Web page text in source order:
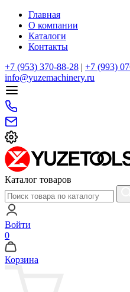
Главная
О компании
Каталоги
Контакты
+7 (953) 370-88-28 | +7 (993)
info@yuzemachinery.ru
Каталог товаров
Войти
0
Корзина